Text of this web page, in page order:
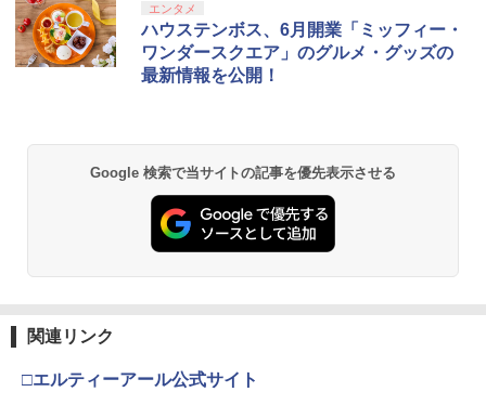
エンタメ
ハウステンボス、6月開業「ミッフィー・
ワンダースクエア」のグルメ・グッズの
最新情報を公開！
Google 検索で当サイトの記事を優先表示させる
関連リンク
□エルティーアール公式サイト